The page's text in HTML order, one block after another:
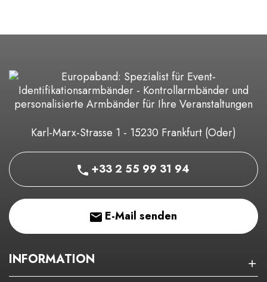
Karl-Marx-Strasse 1 - 15230 Frankfurt (Oder)
+33 2 55 99 31 94
E-Mail senden
INFORMATION